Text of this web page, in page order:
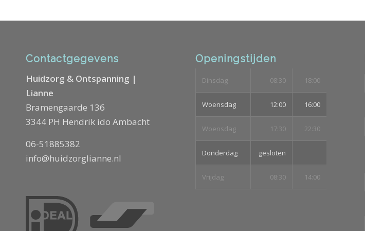
Contactgegevens
Huidzorg & Ontspanning |
Lianne
Bramengaarde 136
3344 PH Hendrik ido Ambacht
06-51885382
info@huidzorglianne.nl
Openingstijden
Dinsdag 08:30 18:00
Woensdag 12:00 16:00
Woensdag 17:30 22:30
Donderdag gesloten
Vrijdag 08:30 14:00